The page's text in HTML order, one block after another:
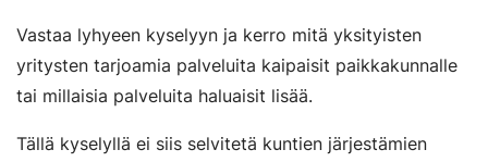
Vastaa lyhyeen kyselyyn ja kerro mitä yksityisten
yritysten tarjoamia palveluita kaipaisit paikkakunnalle
tai millaisia palveluita haluaisit lisää.
Tällä kyselyllä ei siis selvitetä kuntien järjestämien